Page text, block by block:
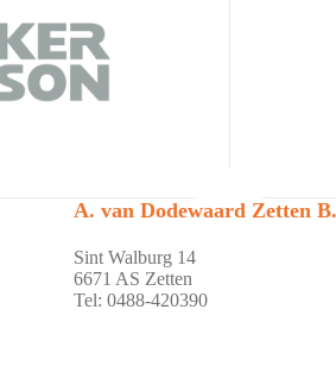
A. van Dodewaard Zetten
Sint Walburg 14
6671 AS Zetten
Tel: 0488-420390